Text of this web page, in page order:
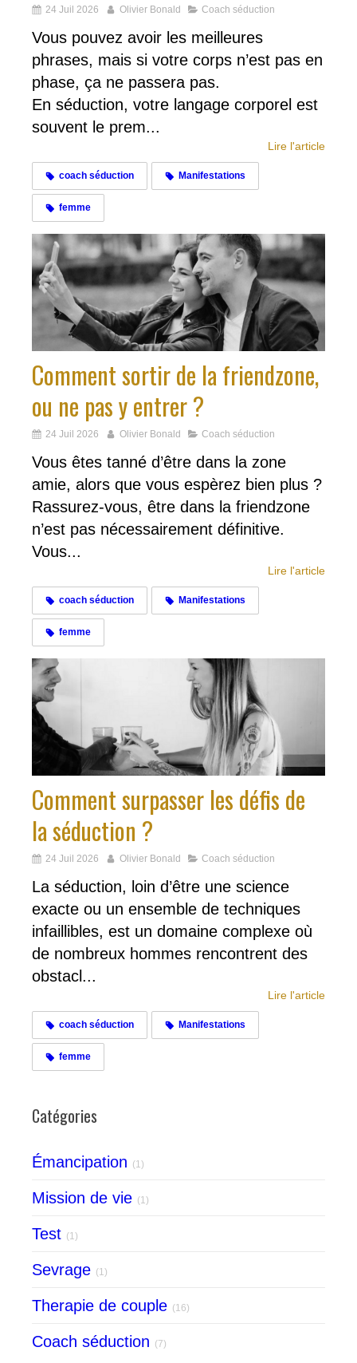
24 Juil 2026 Olivier Bonald Coach séduction
Vous pouvez avoir les meilleures
phrases, mais si votre corps n’est pas en
phase, ça ne passera pas.
En séduction, votre langage corporel est
souvent le prem...
Lire l'article
coach séduction Manifestations
femme
Comment sortir de la friendzone,
ou ne pas y entrer ?
24 Juil 2026 Olivier Bonald Coach séduction
Vous êtes tanné d’être dans la zone
amie, alors que vous espèrez bien plus ?
Rassurez-vous, être dans la friendzone
n’est pas nécessairement définitive.
Vous...
Lire l'article
coach séduction Manifestations
femme
Comment surpasser les défis de
la séduction ?
24 Juil 2026 Olivier Bonald Coach séduction
La séduction, loin d’être une science
exacte ou un ensemble de techniques
infaillibles, est un domaine complexe où
de nombreux hommes rencontrent des
obstacl...
Lire l'article
coach séduction Manifestations
femme
Catégories
Émancipation (1)
Mission de vie (1)
Test (1)
Sevrage (1)
Therapie de couple (16)
Coach séduction (7)